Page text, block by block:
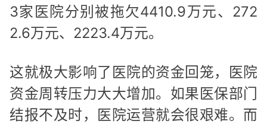
3家医院分别被拖欠4410.9万元、272
2.6万元、2223.4万元。
这就极大影响了医院的资金回笼，医院
资金周转压力大大增加。如果医保部门
结报不及时，医院运营就会很艰难。而